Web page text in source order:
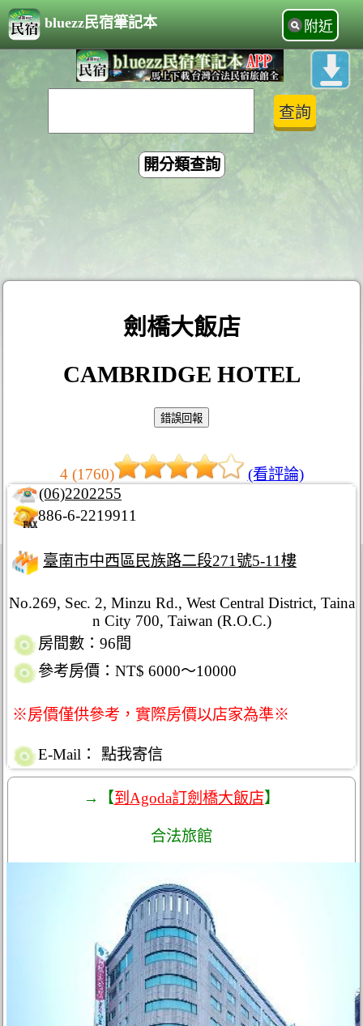
bluezz民宿筆記本 附近
開分類查詢
劍橋大飯店
CAMBRIDGE HOTEL
4 (1760)
(看評論)
(06)2202255
886-6-2219911
臺南市中西區民族路二段271號5-11樓
No.269, Sec. 2, Minzu Rd., West Central District, Taina
n City 700, Taiwan (R.O.C.)
房間數：96間
參考房價：NT$ 6000～10000
※房價僅供參考，實際房價以店家為準※
E-Mail： 點我寄信
→【到Agoda訂劍橋大飯店】
合法旅館